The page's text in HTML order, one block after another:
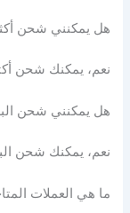
هل يمكنني شحن
نعم، يمكنك شحن
هل يمكنني شحن
نعم، يمكنك شحن
ما هي العملات